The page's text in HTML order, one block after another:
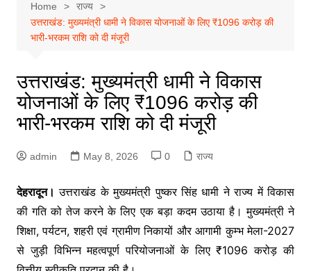
Home
राज्य
उत्तराखंड: मुख्यमंत्री धामी ने विकास योजनाओं के लिए ₹1096 करोड़ की
भारी-भरकम राशि को दी मंजूरी
उत्तराखंड: मुख्यमंत्री धामी ने विकास
योजनाओं के लिए ₹1096 करोड़ की
भारी-भरकम राशि को दी मंजूरी
admin May 8, 2026 0 राज्य
देहरादून। उत्तराखंड के मुख्यमंत्री पुष्कर सिंह धामी ने राज्य में विकास
की गति को तेज करने के लिए एक बड़ा कदम उठाया है। मुख्यमंत्री ने
शिक्षा, पर्यटन, शहरी एवं ग्रामीण निकायों और आगामी कुम्भ मेला-2027
से जुड़ी विभिन्न महत्वपूर्ण परियोजनाओं के लिए ₹1096 करोड़ की